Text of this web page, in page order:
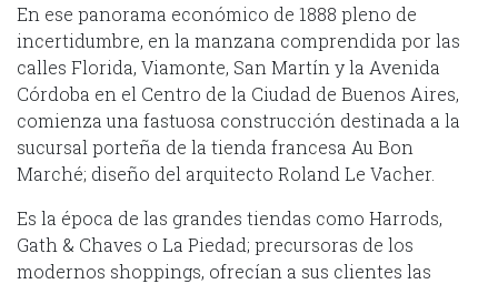
En ese panorama económico de 1888 pleno de
incertidumbre, en la manzana comprendida por las
calles Florida, Viamonte, San Martín y la Avenida
Córdoba en el Centro de la Ciudad de Buenos Aires,
comienza una fastuosa construcción destinada a la
sucursal porteña de la tienda francesa Au Bon
Marché; diseño del arquitecto Roland Le Vacher.
Es la época de las grandes tiendas como Harrods,
Gath & Chaves o La Piedad; precursoras de los
modernos shoppings, ofrecían a sus clientes las